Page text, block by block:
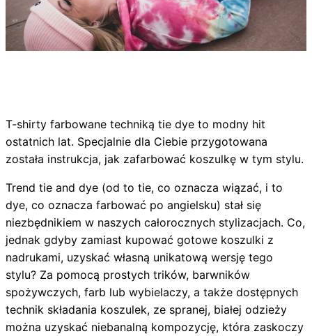
T-shirty farbowane techniką tie dye to modny hit
ostatnich lat. Specjalnie dla Ciebie przygotowana
została instrukcja, jak zafarbować koszulkę w tym stylu.
Trend tie and dye (od to tie, co oznacza wiązać, i to
dye, co oznacza farbować po angielsku) stał się
niezbędnikiem w naszych całorocznych stylizacjach. Co,
jednak gdyby zamiast kupować gotowe koszulki z
nadrukami, uzyskać własną unikatową wersję tego
stylu? Za pomocą prostych trików, barwników
spożywczych, farb lub wybielaczy, a także dostępnych
technik składania koszulek, ze spranej, białej odzieży
można uzyskać niebanalną kompozycję, która zaskoczy